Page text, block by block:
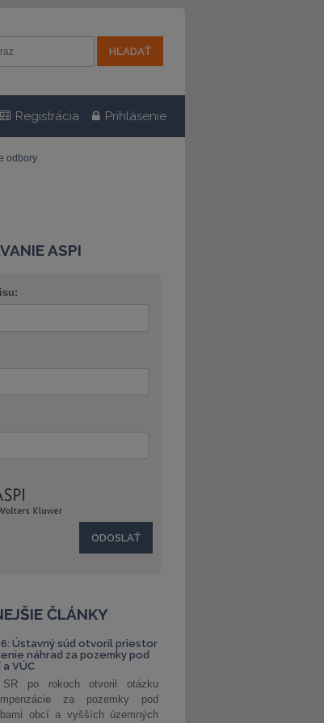
Registrácia Prihlásenie
odbory
ASPI
ČLÁNKY
Ústavný súd otvoril priestor
náhrad za pozemky pod
a VÚC
SR po rokoch otvoril otázku
za pozemky pod
obcí a vyšších územných